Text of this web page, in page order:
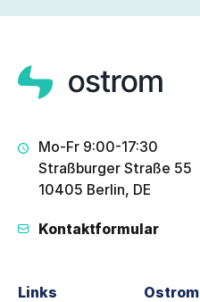
Mo-Fr 9:00-17:30
Straßburger Straße 55
10405 Berlin, DE
Kontaktformular
Links Ostrom